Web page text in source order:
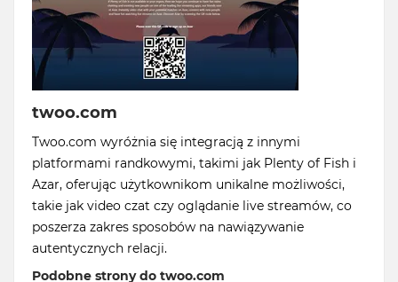
twoo.com
Twoo.com wyróżnia się integracją z innymi
platformami randkowymi, takimi jak Plenty of Fish i
Azar, oferując użytkownikom unikalne możliwości,
takie jak video czat czy oglądanie live streamów, co
poszerza zakres sposobów na nawiązywanie
autentycznych relacji.
Podobne strony do twoo.com